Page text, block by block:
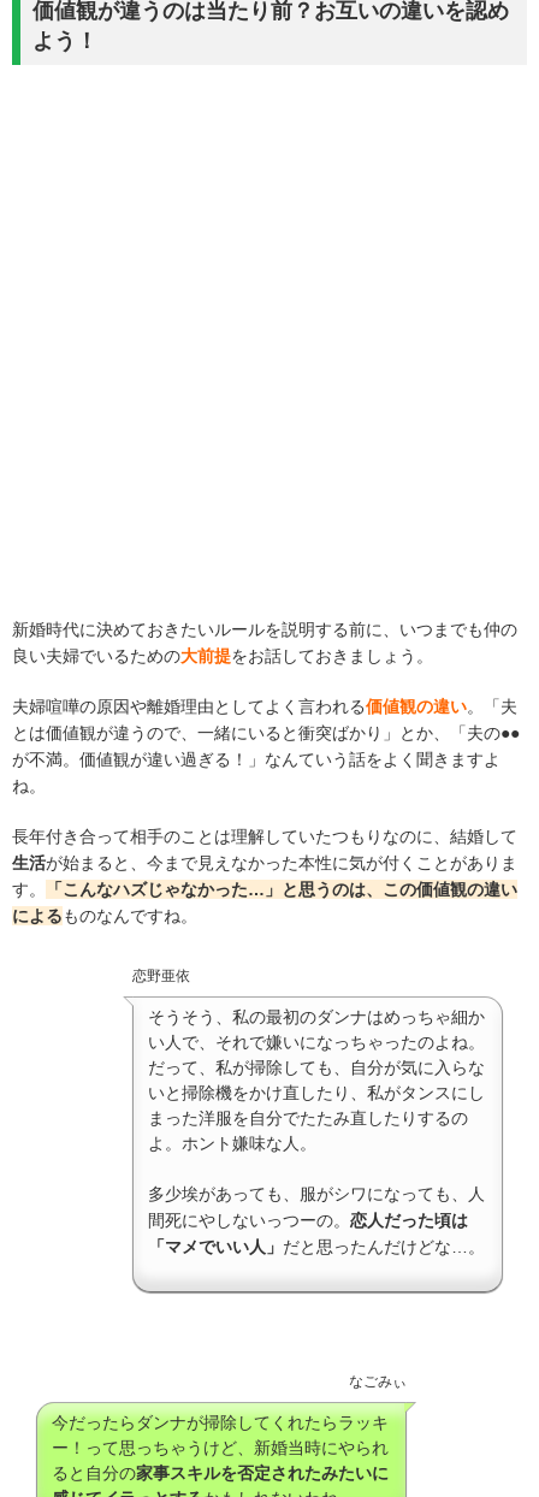
価値観が違うのは当たり前？お互いの違いを認め
よう！
新婚時代に決めておきたいルールを説明する前に、いつまでも仲の
良い夫婦でいるための大前提をお話しておきましょう。
夫婦喧嘩の原因や離婚理由としてよく言われる価値観の違い。「夫
とは価値観が違うので、一緒にいると衝突ばかり」とか、「夫の●●
が不満。価値観が違い過ぎる！」なんていう話をよく聞きますよ
ね。
長年付き合って相手のことは理解していたつもりなのに、結婚して
生活が始まると、今まで見えなかった本性に気が付くことがありま
す。
「こんなハズじゃなかった…」と思うのは、この価値観の違い
によるものなんですね。
恋野亜依
そうそう、私の最初のダンナはめっちゃ細か
い人で、それで嫌いになっちゃったのよね。
だって、私が掃除しても、自分が気に入らな
いと掃除機をかけ直したり、私がタンスにし
まった洋服を自分でたたみ直したりするの
よ。ホント嫌味な人。
多少埃があっても、服がシワになっても、人
間死にやしないっつーの。 恋人だった頃は
「マメでいい人」 だと思ったんだけどな…。
なごみぃ
今だったらダンナが掃除してくれたらラッキ
ー！って思っちゃうけど、新婚当時にやられ
ると自分の家事スキルを否定されたみたいに